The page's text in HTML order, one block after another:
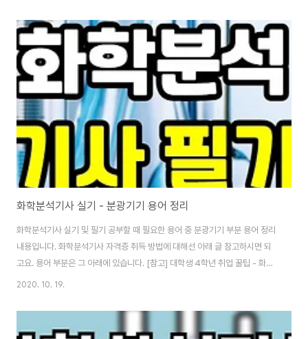
의 성분이 얼마나 존재하는가를 알아보는 것을 화학 분석(chemical
analysis)이라고 합니다. ▶ 화학 분석의 대상, 즉 문제가 된 물체 중에서 시험
에 공여되는 일부분을 시료 또는 검체 (sample)라고 합니다. 화학분석을 하려
면 시료에 적절한 조작을 시행하여 그 구성 성분에 화학 반응을 일으켜, 그로 인
화학분석기사 실기 - 분광기기 용어 정리
화학분석기사 실기 및 필기 공부할 때 필요한 용어 중 분광기기 부분 용어 정리
내용입니다. 화학분석기사 자격증 취득 방법에 대해선 아래 글 참고하시면 되
고요. 용어 부분은 그 아래에 있습니다. [참고] 대학생 4학년 취업 꿀팁 - 화학
분석기사 실기 필기 준비 방법 화학분석기사 취득 방법 - 대학교 4학년 취뽀
습니다. 시험은 필기와 실기로 나뉘며 실기는 필답형, 작업형 두 번의 시험이 있
습니다. 응시료는 필기 19400원, 실기 : 62900 coderlife.tistory.com
2020. 10. 19.